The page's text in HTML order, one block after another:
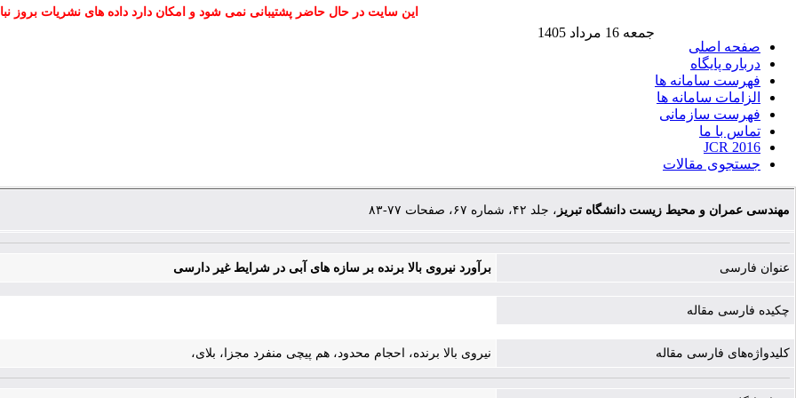
این سایت در حال حاضر پشتیبانی نمی شود و امکان دارد داده های نشریات بروز
صفحه اصلی
درباره پایگاه
فهرست سامانه ها
الزامات سامانه ها
فهرست سازمانی
تماس با ما
JCR 2016
جستجوی مقالات
جمعه 16 مرداد 1405
مهندسی عمران و محیط زیست دانشگاه تبریز ، جلد ۴۲، شماره ۶۷، صفحات ۷۷-۸۳
عنوان فارسی برآورد نیروی بالا برنده بر سازه‏ های آبی در شرایط غیر دارسی
چکیده فارسی مقاله
کلیدواژه‌های فارسی مقاله نیروی بالا برنده، احجام محدود، هم ‏پیچی منفرد مجزا، بلای،